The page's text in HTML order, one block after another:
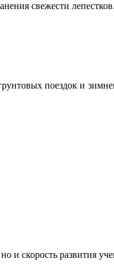
свежести лепестков.
поездок и
и скорость развития